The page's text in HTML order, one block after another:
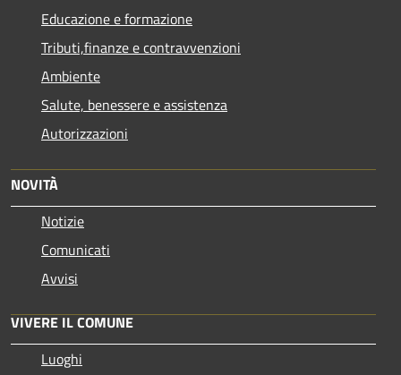
Educazione e formazione
Tributi,finanze e contravvenzioni
Ambiente
Salute, benessere e assistenza
Autorizzazioni
NOVITÀ
Notizie
Comunicati
Avvisi
VIVERE IL COMUNE
Luoghi